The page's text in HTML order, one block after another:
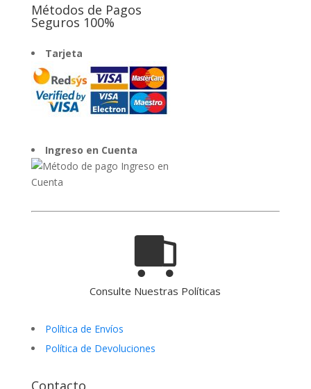
Métodos de Pagos
Seguros 100%
Tarjeta
Ingreso en Cuenta
Consulte Nuestras Políticas
Política de Envíos
Política de Devoluciones
Contacto